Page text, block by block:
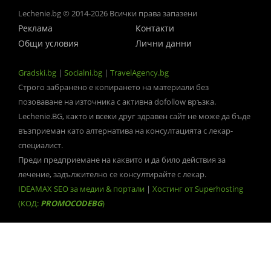
Lechenie.bg © 2014-2026 Всички права запазени
Реклама
Контакти
Общи условия
Лични данни
Gradski.bg | Socialni.bg | TravelAgency.bg
Строго забранено е копирането на материали без
позоваване на източника с активна dofollow връзка.
Lechenie.BG, както и всеки друг здравен сайт не може да бъде
възприеман като алтернатива на консултацията с лекар-
специалист.
Преди предприемане на каквито и да било действия за
лечение, задължително се консултирайте с лекар.
IDEAMAX SEO за медии & портали | Хостинг от Superhosting
(КОД: PROMOCODEBG)